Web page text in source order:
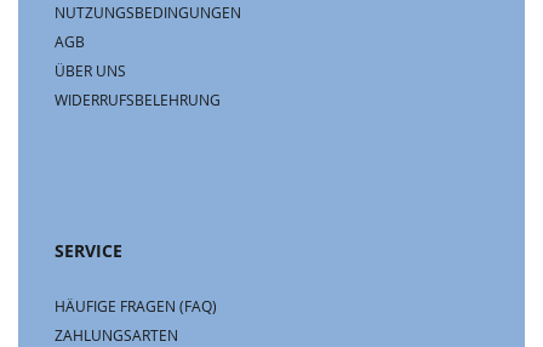
NUTZUNGSBEDINGUNGEN
AGB
ÜBER UNS
WIDERRUFSBELEHRUNG
SERVICE
HÄUFIGE FRAGEN (FAQ)
ZAHLUNGSARTEN